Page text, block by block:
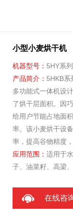
小型小麦烘干机
机器型号： 5HY系列
产品简介： 5HKB系
多功能式一体机设
了烘干层面积。因
给用户节能占地面
率。该小麦烘干设
率，提高谷物精度
应用范围： 适用于
子、油菜籽、高梁
在线咨